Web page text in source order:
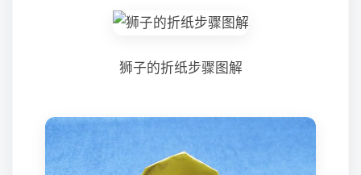
狮子的折纸步骤图解